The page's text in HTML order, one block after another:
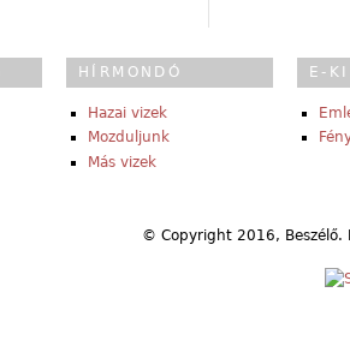
HÍRMONDÓ
Hazai vizek
Mozduljunk
Más vizek
E-
© Copyright 2016,